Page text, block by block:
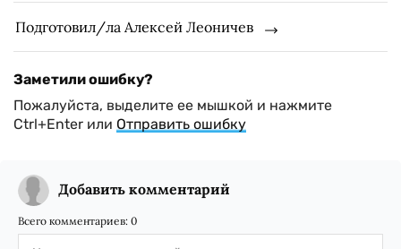
Подготовил/ла Алексей Леоничев
Заметили ошибку?
Пожалуйста, выделите ее мышкой и нажмите
Ctrl+Enter или Отправить ошибку
Добавить комментарий
Всего комментариев: 0